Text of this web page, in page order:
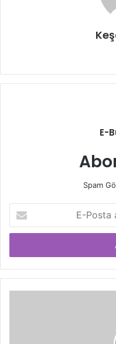
E-
Spam
Posta
adresinizi